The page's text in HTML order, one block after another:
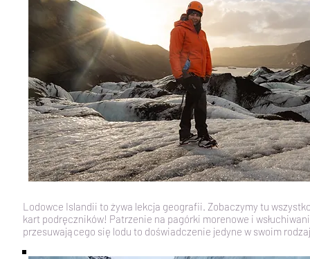
Lodowce Islandii to żywa lekcja geografii. Zobaczymy tu
kart podręczników! Patrzenie na pagórki morenowe i
przesuwającego się lodu to doświadczenie jedyne w swoim